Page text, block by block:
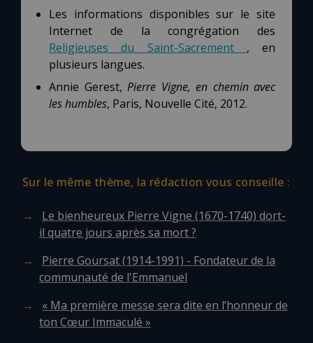
Les informations disponibles sur le site
Internet de la congrégation des
Religieuses du Saint-Sacrement , en
plusieurs langues.
Annie Gerest, Pierre Vigne, en chemin avec
les humbles, Paris, Nouvelle Cité, 2012.
Sur le même thème, la rédaction vous conseille :
Le bienheureux Pierre Vigne (1670-1740) dort-
il quatre jours après sa mort ?
Pierre Goursat (1914-1991) - Fondateur de la
communauté de l'Emmanuel
« Ma première messe sera dite en l’honneur de
ton Cœur Immaculé »